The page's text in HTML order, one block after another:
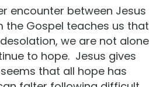
between Jesus
the Gospel teaches us that
we are not alone
to hope. Jesus gives
that all hope has